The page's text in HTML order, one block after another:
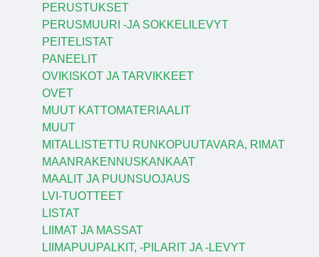
PERUSTUKSET
PERUSMUURI -JA SOKKELILEVYT
PEITELISTAT
PANEELIT
OVIKISKOT JA TARVIKKEET
OVET
MUUT KATTOMATERIAALIT
MUUT
MITALLISTETTU RUNKOPUUTAVARA, RIMAT
MAANRAKENNUSKANKAAT
MAALIT JA PUUNSUOJAUS
LVI-TUOTTEET
LISTAT
LIIMAT JA MASSAT
LIIMAPUUPALKIT, -PILARIT JA -LEVYT